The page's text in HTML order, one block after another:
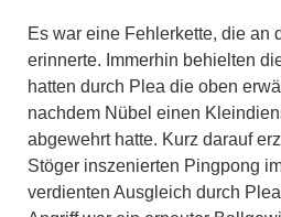
Es war eine Fehlerkette, die an
erinnerte. Immerhin behielten
hatten durch Plea die oben
nachdem Nübel einen
abgewehrt hatte. Kurz darauf
Stöger inszenierten Pingpong
verdienten Ausgleich durch